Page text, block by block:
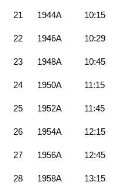
21 1944A 10:15
22 1946A 10:29
23 1948A 10:45
24 1950A 11:15
25 1952A 11:45
26 1954A 12:15
27 1956A 12:45
28 1958A 13:15